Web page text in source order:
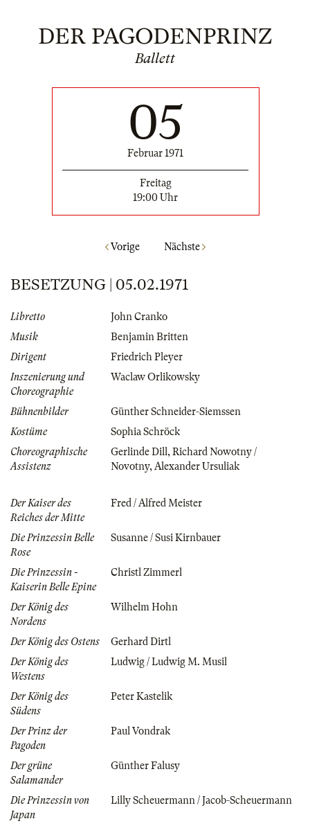
DER PAGODENPRINZ
Ballett
05
Februar 1971
Freitag
19:00 Uhr
Vorige Nächste
BESETZUNG | 05.02.1971
Libretto
John Cranko
Musik
Benjamin Britten
Dirigent
Friedrich Pleyer
Inszenierung und
Choreographie
Waclaw Orlikowsky
Bühnenbilder
Günther Schneider-Siemssen
Kostüme
Sophia Schröck
Choreographische
Assistenz
Gerlinde Dill,Richard Nowotny /
Novotny,Alexander Ursuliak
Der Kaiser des
Reiches der Mitte
Fred / Alfred Meister
Die Prinzessin Belle
Rose
Susanne / Susi Kirnbauer
Die Prinzessin -
Kaiserin Belle Epine
Christl Zimmerl
Der König des
Nordens
Wilhelm Hohn
Der König des Ostens
Gerhard Dirtl
Der König des
Westens
Ludwig / Ludwig M. Musil
Der König des
Südens
Peter Kastelik
Der Prinz der
Pagoden
Paul Vondrak
Der grüne
Salamander
Günther Falusy
Die Prinzessin von
Japan
Lilly Scheuermann / Jacob-Scheuermann